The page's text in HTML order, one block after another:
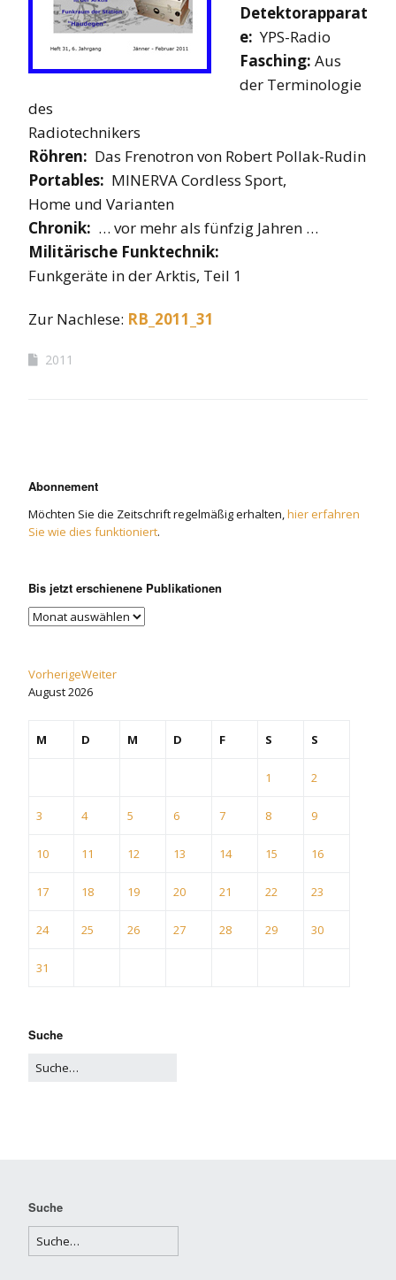
Detektorapparat
e: YPS-Radio
Fasching: Aus
der Terminologie
des
Radiotechnikers
Röhren: Das Frenotron von Robert Pollak-Rudin
Portables: MINERVA Cordless Sport,
Home und Varianten
Chronik: … vor mehr als fünfzig Jahren …
Militärische Funktechnik:
Funkgeräte in der Arktis, Teil 1
Zur Nachlese: RB_2011_31
2011
Abonnement
Möchten Sie die Zeitschrift regelmäßig erhalten, hier erfahren
Sie wie dies funktioniert.
Bis jetzt erschienene Publikationen
VorherigeWeiter
August2026
M D M D F S S
1 2
3 4 5 6 7 8 9
10 11 12 13 14 15 16
17 18 19 20 21 22 23
24 25 26 27 28 29 30
31
Suche
Suche